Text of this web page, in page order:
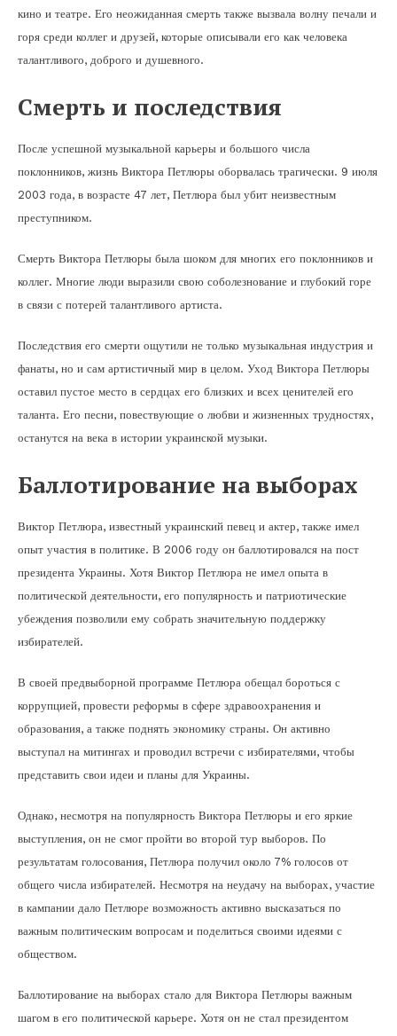
кино и театре. Его неожиданная смерть также вызвала волну печали и
горя среди коллег и друзей, которые описывали его как человека
талантливого, доброго и душевного.
Смерть и последствия
После успешной музыкальной карьеры и большого числа
поклонников, жизнь Виктора Петлюры оборвалась трагически. 9 июля
2003 года, в возрасте 47 лет, Петлюра был убит неизвестным
преступником.
Смерть Виктора Петлюры была шоком для многих его поклонников и
коллег. Многие люди выразили свою соболезнование и глубокий горе
в связи с потерей талантливого артиста.
Последствия его смерти ощутили не только музыкальная индустрия и
фанаты, но и сам артистичный мир в целом. Уход Виктора Петлюры
оставил пустое место в сердцах его близких и всех ценителей его
таланта. Его песни, повествующие о любви и жизненных трудностях,
останутся на века в истории украинской музыки.
Баллотирование на выборах
Виктор Петлюра, известный украинский певец и актер, также имел
опыт участия в политике. В 2006 году он баллотировался на пост
президента Украины. Хотя Виктор Петлюра не имел опыта в
политической деятельности, его популярность и патриотические
убеждения позволили ему собрать значительную поддержку
избирателей.
В своей предвыборной программе Петлюра обещал бороться с
коррупцией, провести реформы в сфере здравоохранения и
образования, а также поднять экономику страны. Он активно
выступал на митингах и проводил встречи с избирателями, чтобы
представить свои идеи и планы для Украины.
Однако, несмотря на популярность Виктора Петлюры и его яркие
выступления, он не смог пройти во второй тур выборов. По
результатам голосования, Петлюра получил около 7% голосов от
общего числа избирателей. Несмотря на неудачу на выборах, участие
в кампании дало Петлюре возможность активно высказаться по
важным политическим вопросам и поделиться своими идеями с
обществом.
Баллотирование на выборах стало для Виктора Петлюры важным
шагом в его политической карьере. Хотя он не стал президентом